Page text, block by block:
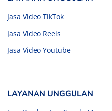
Jasa Video TikTok
Jasa Video Reels
Jasa Video Youtube
LAYANAN UNGGULAN